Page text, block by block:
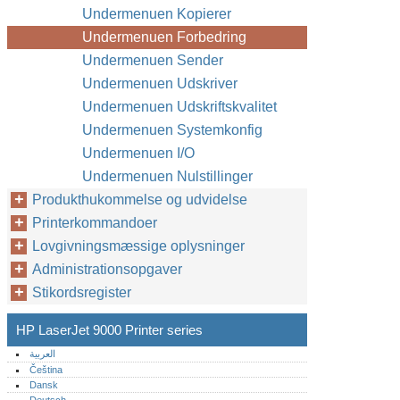
Undermenuen Kopierer
Undermenuen Forbedring
Undermenuen Sender
Undermenuen Udskriver
Undermenuen Udskriftskvalitet
Undermenuen Systemkonfig
Undermenuen I/O
Undermenuen Nulstillinger
Produkthukommelse og udvidelse
Printerkommandoer
Lovgivningsmæssige oplysninger
Administrationsopgaver
Stikordsregister
HP LaserJet 9000 Printer series
العربية
Čeština
Dansk